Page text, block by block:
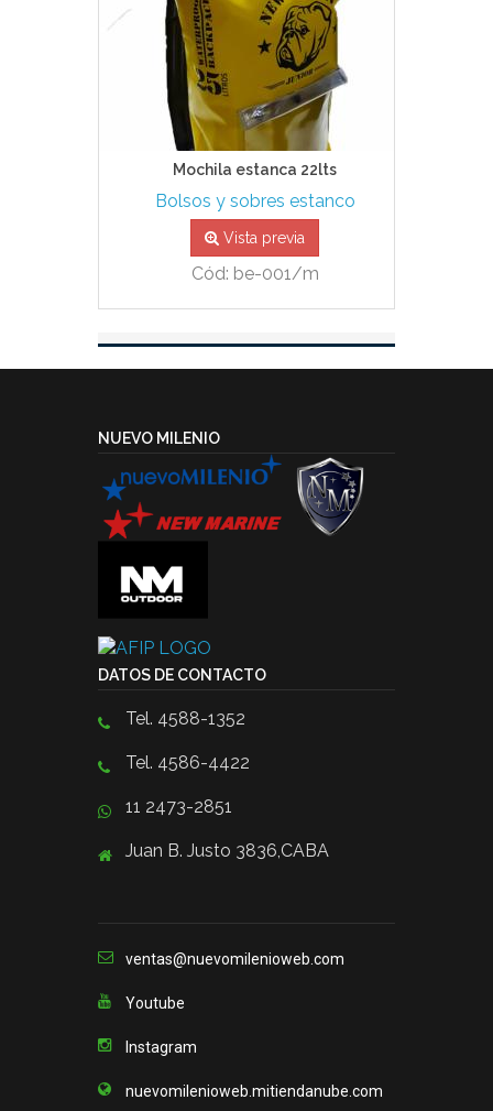
Mochila estanca 22lts
Bolsos y sobres estanco
Vista previa
Cód: be-001/m
NUEVO MILENIO
DATOS DE CONTACTO
Tel. 4588-1352
Tel. 4586-4422
11 2473-2851
Juan B. Justo 3836,CABA
ventas@nuevomilenioweb.com
Youtube
Instagram
nuevomilenioweb.mitiendanube.com